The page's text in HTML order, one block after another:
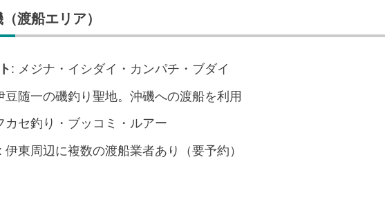
渡船エリア）
: メジナ・イシダイ・カンパチ・ブダイ
豆随一の磯釣り聖地。沖磯への渡船を利用
カセ釣り・ブッコミ・ルアー
伊東周辺に複数の渡船業者あり（要予約）